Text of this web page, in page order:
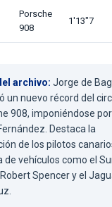
Porsche
908
1'13"7
archivo: Jorge de
un nuevo récord del
908, imponiéndose
Destaca la
de los pilotos
de vehículos como el
Spencer y el